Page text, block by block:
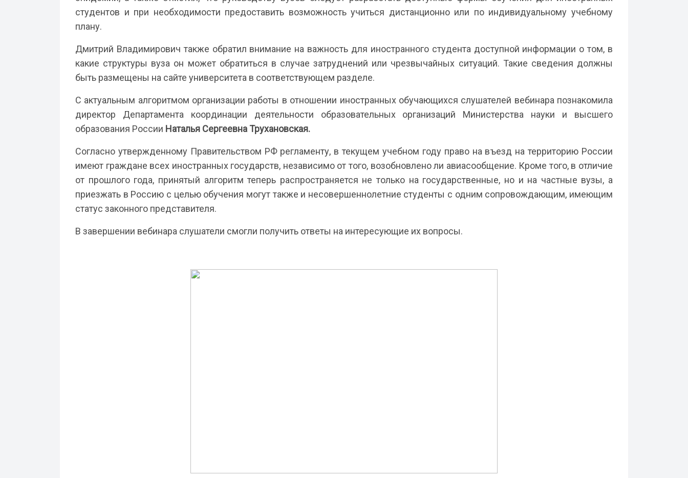
студентов и при необходимости предоставить возможность учиться дистанционно или по индивидуальному учебному
плану.
Дмитрий Владимирович также обратил внимание на важность для иностранного студента доступной информации о том, в
какие структуры вуза он может обратиться в случае затруднений или чрезвычайных ситуаций. Такие сведения должны
быть размещены на сайте университета в соответствующем разделе.
С актуальным алгоритмом организации работы в отношении иностранных обучающихся слушателей вебинара познакомила
директор Департамента координации деятельности образовательных организаций Министерства науки и высшего
образования России Наталья Сергеевна Трухановская.
Согласно утвержденному Правительством РФ регламенту, в текущем учебном году право на въезд на территорию России
имеют граждане всех иностранных государств, независимо от того, возобновлено ли авиасообщение. Кроме того, в отличие
от прошлого года, принятый алгоритм теперь распространяется не только на государственные, но и на частные вузы, а
приезжать в Россию с целью обучения могут также и несовершеннолетние студенты с одним сопровождающим, имеющим
статус законного представителя.
В завершении вебинара слушатели смогли получить ответы на интересующие их вопросы.